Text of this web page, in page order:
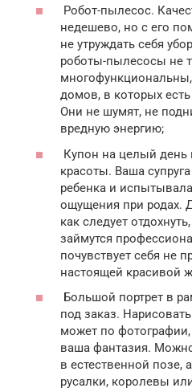
Робот-пылесос.
недешево, но с его
не утруждать себя
роботы-пылесосы не
домов, в которых
Они не шумят, не
вредную энергию;
Купон на целый день
красоты. Ваша
ребенка и
ощущения при родах.
как следует
займутся
почувствует себя не
настоящей красивой
Большой портрет в
под заказ.
может по
ваша фантазия.
в естественной позе,
русалки, королевы